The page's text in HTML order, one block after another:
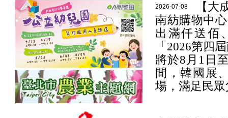
2026-07-08
【大
南紡購物中
出滿仟送佰
「2026第四
將於8月1日
間，韓國展
場，滿足民